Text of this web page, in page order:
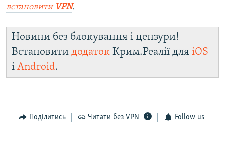
встановити VPN.
Новини без блокування і цензури!
Встановити додаток Крим.Реалії для iOS
і Android.
Поділитись Читати без VPN Follow us